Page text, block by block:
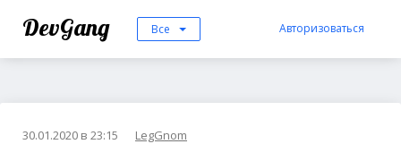
DevGang Все Авторизоваться
30.01.2020 в 23:15 LegGnom